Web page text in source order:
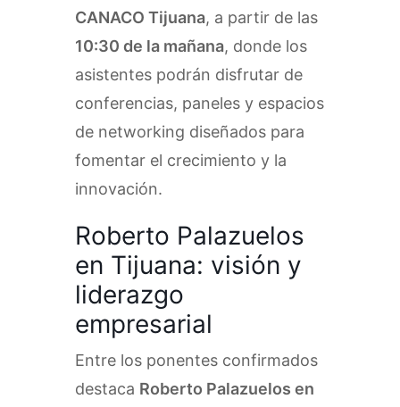
CANACO Tijuana, a partir de las
10:30 de la mañana, donde los
asistentes podrán disfrutar de
conferencias, paneles y espacios
de networking diseñados para
fomentar el crecimiento y la
innovación.
Roberto Palazuelos
en Tijuana: visión y
liderazgo
empresarial
Entre los ponentes confirmados
destaca Roberto Palazuelos en